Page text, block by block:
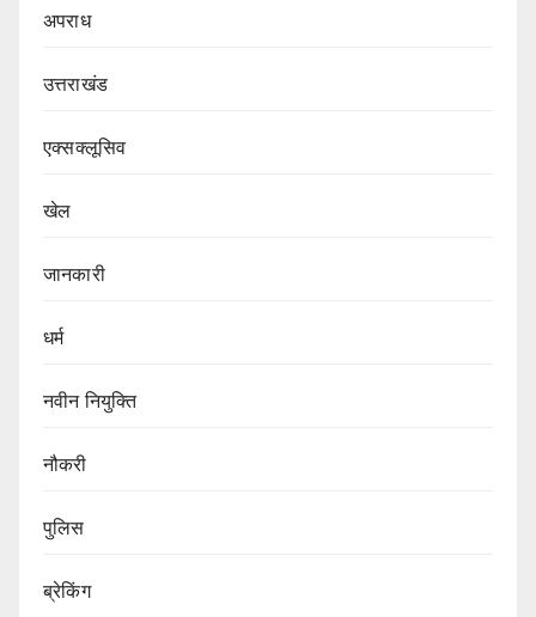
अपराध
उत्तराखंड
एक्सक्लूसिव
खेल
जानकारी
धर्म
नवीन नियुक्ति
नौकरी
पुलिस
ब्रेकिंग